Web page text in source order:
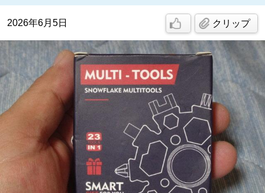
2026年6月5日 クリップ